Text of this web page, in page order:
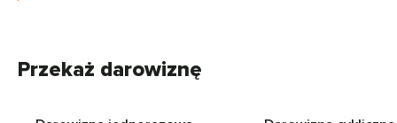
Przekaż darowiznę